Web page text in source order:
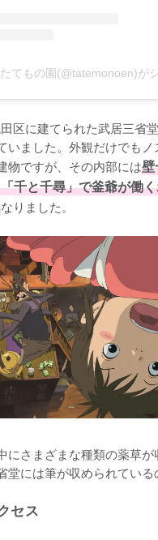
てもの園(@tatemonoen)が
区に建てられた武居三省
いました。外観だけでも
物ですが、その内部には壁
千と千尋」で釜爺が働
なりました。
にさまざまな種類の薬草が
堂には筆が収められている
セス